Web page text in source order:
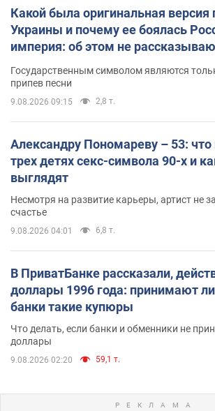
Какой была оригинальная версия
Украины и почему ее боялась
империя: об этом не
Государственным символом являются
припев песни
9.08.2026 09:15 2,8 т.
Александру Пономареву – 53: что
трех детях секс-символа 90-х и
выглядят
Несмотря на развитие карьеры, артист не
счастье
9.08.2026 04:01 6,8 т.
В ПриватБанке рассказали,
доллары 1996 года: принимают
банки такие купюры
Что делать, если банки и обменники не
доллары
9.08.2026 02:20 59,1 т.